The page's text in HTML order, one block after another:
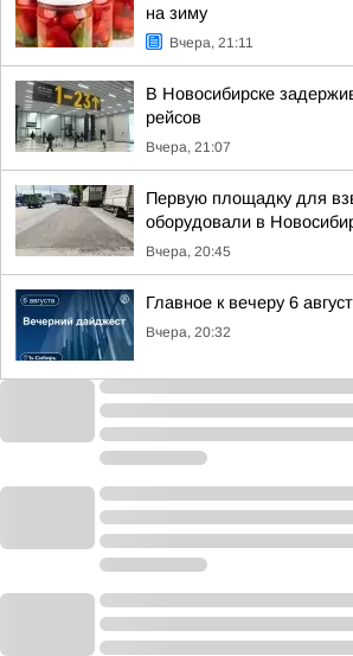
на зиму
Вчера, 21:11
В Новосибирске
рейсов
Вчера, 21:07
Первую площадку для
оборудовали в
Вчера, 20:45
Главное к вечеру 6
Вчера, 20:32